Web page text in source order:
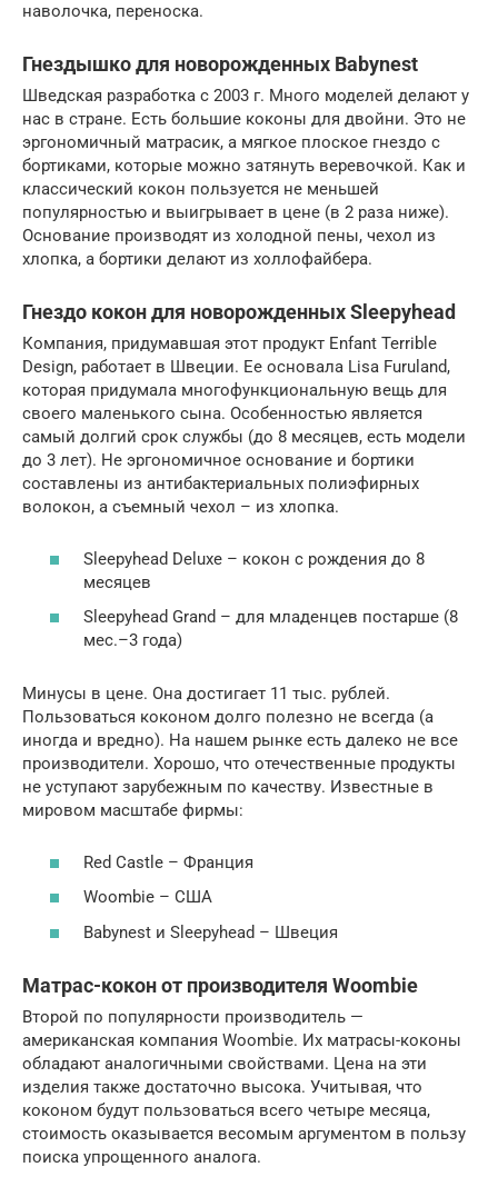
наволочка, переноска.
Гнездышко для новорожденных Babynest
Шведская разработка с 2003 г. Много моделей делают у
нас в стране. Есть большие коконы для двойни. Это не
эргономичный матрасик, а мягкое плоское гнездо с
бортиками, которые можно затянуть веревочкой. Как и
классический кокон пользуется не меньшей
популярностью и выигрывает в цене (в 2 раза ниже).
Основание производят из холодной пены, чехол из
хлопка, а бортики делают из холлофайбера.
Гнездо кокон для новорожденных Sleepyhead
Компания, придумавшая этот продукт Enfant Terrible
Design, работает в Швеции. Ее основала Lisa Furuland,
которая придумала многофункциональную вещь для
своего маленького сына. Особенностью является
самый долгий срок службы (до 8 месяцев, есть модели
до 3 лет). Не эргономичное основание и бортики
составлены из антибактериальных полиэфирных
волокон, а съемный чехол – из хлопка.
Sleepyhead Deluxe – кокон с рождения до 8
месяцев
Sleepyhead Grand – для младенцев постарше (8
мес.–3 года)
Минусы в цене. Она достигает 11 тыс. рублей.
Пользоваться коконом долго полезно не всегда (а
иногда и вредно). На нашем рынке есть далеко не все
производители. Хорошо, что отечественные продукты
не уступают зарубежным по качеству. Известные в
мировом масштабе фирмы:
Red Castle – Франция
Woombie – США
Babynest и Sleepyhead – Швеция
Матрас-кокон от производителя Woombie
Второй по популярности производитель —
американская компания Woombie. Их матрасы-коконы
обладают аналогичными свойствами. Цена на эти
изделия также достаточно высока. Учитывая, что
коконом будут пользоваться всего четыре месяца,
стоимость оказывается весомым аргументом в пользу
поиска упрощенного аналога.